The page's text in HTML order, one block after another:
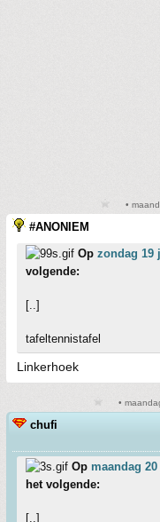
•
#ANONIEM
Op zondag 19
volgende:
[..]
tafeltennistafel
Linkerhoek
•
chufi
Op maandag
het volgende:
[..]